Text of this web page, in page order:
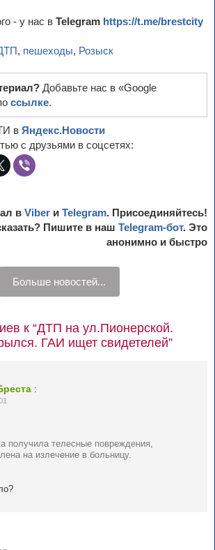
- у нас в Telegram https://t.me/brestcity
, пешеходы, Розыск
Добавьте нас в «Google
ссылке.
в Яндекс.Новости
с друзьями в соцсетях:
в Viber и Telegram. Присоединяйтесь!
Пишите в наш Telegram-бот. Это
анонимно и быстро
Больше новостей...
к “ДТП на ул.Пионерской.
ГАИ ищет свидетелей”
:
получила телесные повреждения,
на излечение в больницу.